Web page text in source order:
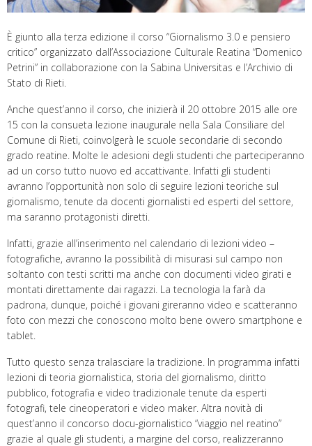
È giunto alla terza edizione il corso “Giornalismo 3.0 e pensiero
critico” organizzato dall’Associazione Culturale Reatina “Domenico
Petrini” in collaborazione con la Sabina Universitas e l’Archivio di
Stato di Rieti.
Anche quest’anno il corso, che inizierà il 20 ottobre 2015 alle ore
15 con la consueta lezione inaugurale nella Sala Consiliare del
Comune di Rieti, coinvolgerà le scuole secondarie di secondo
grado reatine. Molte le adesioni degli studenti che parteciperanno
ad un corso tutto nuovo ed accattivante. Infatti gli studenti
avranno l’opportunità non solo di seguire lezioni teoriche sul
giornalismo, tenute da docenti giornalisti ed esperti del settore,
ma saranno protagonisti diretti.
Infatti, grazie all’inserimento nel calendario di lezioni video –
fotografiche, avranno la possibilità di misurasi sul campo non
soltanto con testi scritti ma anche con documenti video girati e
montati direttamente dai ragazzi. La tecnologia la farà da
padrona, dunque, poiché i giovani gireranno video e scatteranno
foto con mezzi che conoscono molto bene ovvero smartphone e
tablet.
Tutto questo senza tralasciare la tradizione. In programma infatti
lezioni di teoria giornalistica, storia del giornalismo, diritto
pubblico, fotografia e video tradizionale tenute da esperti
fotografi, tele cineoperatori e video maker. Altra novità di
quest’anno il concorso docu-giornalistico “viaggio nel reatino”
grazie al quale gli studenti, a margine del corso, realizzeranno